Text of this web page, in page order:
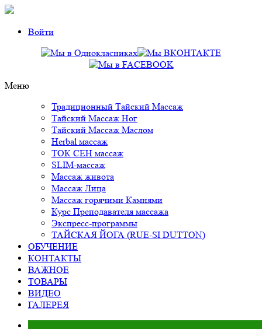
Войти
Mеню
Традиционный Тайский Массаж
Тайский Массаж Ног
Тайский Массаж Маслом
Herbal массаж
ТОК СЕН массаж
SLIM-массаж
Массаж живота
Массаж Лица
Массаж горячими Камнями
Курс Преподавателя массажа
Экспресс-программы
ТАЙСКАЯ ЙОГА (RUE-SI DUTTON)
ОБУЧЕНИЕ
КОНТАКТЫ
ВАЖНОЕ
ТОВАРЫ
ВИДЕО
ГАЛЕРЕЯ